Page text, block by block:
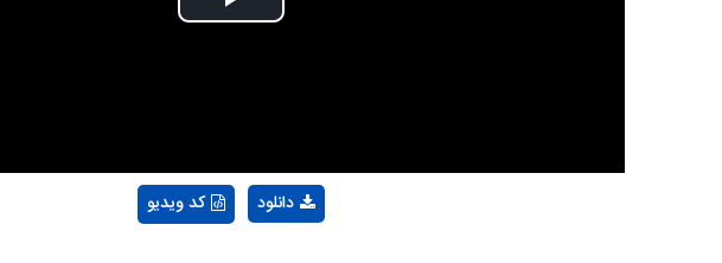
Play
کد ویدیو دانلود